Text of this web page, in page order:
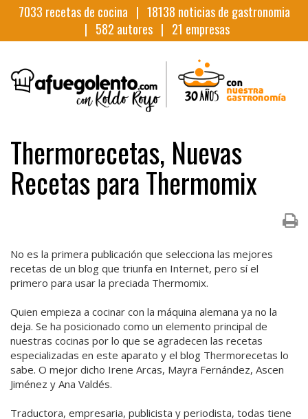
7033 recetas de cocina | 18138 noticias de gastronomia
| 582 autores | 21 empresas
Thermorecetas, Nuevas
Recetas para Thermomix
No es la primera publicación que selecciona las mejores
recetas de un blog que triunfa en Internet, pero sí el
primero para usar la preciada Thermomix.
Quien empieza a cocinar con la máquina alemana ya no la
deja. Se ha posicionado como un elemento principal de
nuestras cocinas por lo que se agradecen las recetas
especializadas en este aparato y el blog Thermorecetas lo
sabe. O mejor dicho Irene Arcas, Mayra Fernández, Ascen
Jiménez y Ana Valdés.
Traductora, empresaria, publicista y periodista, todas tiene